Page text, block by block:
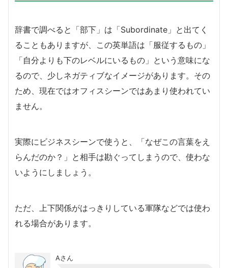
辞書で調べると「部下」は「Subordinate」と出てく
ることもありますが、この英単語は「服従するもの」
「自分よりも下のレベルにいるもの」という意味にな
るので、少しネガティブなイメージがあります。その
ため、現在ではオフィスシーンではあまり使われてい
ません。
実際にビジネスシーンで使うと、「なぜこの言葉をえ
らんだのか？」と相手は勘ぐってしまうので、使わな
いようにしましょう。
ただ、上下関係がはっきりしている軍隊などでは使わ
れる場合があります。
Aさん